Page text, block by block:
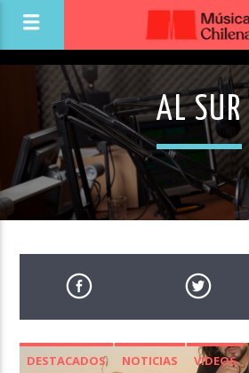
AL SUR
DESTACADOS NOTICIAS VIDEOS